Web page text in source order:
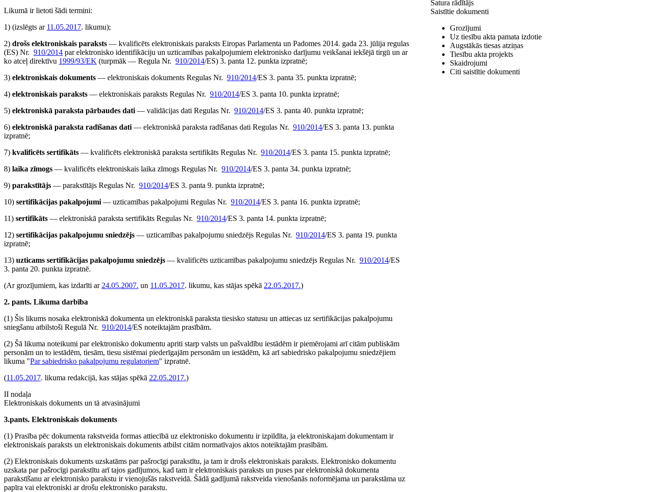
Likumā ir lietoti šādi termini:
1) (izslēgts ar 11.05.2017. likumu);
2) drošs elektroniskais paraksts — kvalificēts elektroniskais paraksts Eiropas Parlamenta un Padomes 2014. gada 23. jūlija regulas
(ES) Nr. 910/2014 par elektronisko identifikāciju un uzticamības pakalpojumiem elektronisko darījumu veikšanai iekšējā tirgū un ar
ko atceļ direktīvu 1999/93/EK (turpmāk — Regula Nr. 910/2014/ES) 3. panta 12. punkta izpratnē;
3) elektroniskais dokuments — elektroniskais dokuments Regulas Nr. 910/2014/ES 3. panta 35. punkta izpratnē;
4) elektroniskais paraksts — elektroniskais paraksts Regulas Nr. 910/2014/ES 3. panta 10. punkta izpratnē;
5) elektroniskā paraksta pārbaudes dati — validācijas dati Regulas Nr. 910/2014/ES 3. panta 40. punkta izpratnē;
6) elektroniskā paraksta radīšanas dati — elektroniskā paraksta radīšanas dati Regulas Nr. 910/2014/ES 3. panta 13. punkta
izpratnē;
7) kvalificēts sertifikāts — kvalificēts elektroniskā paraksta sertifikāts Regulas Nr. 910/2014/ES 3. panta 15. punkta izpratnē;
8) laika zīmogs — kvalificēts elektroniskais laika zīmogs Regulas Nr. 910/2014/ES 3. panta 34. punkta izpratnē;
9) parakstītājs — parakstītājs Regulas Nr. 910/2014/ES 3. panta 9. punkta izpratnē;
10) sertifikācijas pakalpojumi — uzticamības pakalpojumi Regulas Nr. 910/2014/ES 3. panta 16. punkta izpratnē;
11) sertifikāts — elektroniskā paraksta sertifikāts Regulas Nr. 910/2014/ES 3. panta 14. punkta izpratnē;
12) sertifikācijas pakalpojumu sniedzējs — uzticamības pakalpojumu sniedzējs Regulas Nr. 910/2014/ES 3. panta 19. punkta
izpratnē;
13) uzticams sertifikācijas pakalpojumu sniedzējs — kvalificēts uzticamības pakalpojumu sniedzējs Regulas Nr. 910/2014/ES
3. panta 20. punkta izpratnē.
(Ar grozījumiem, kas izdarīti ar 24.05.2007. un 11.05.2017. likumu, kas stājas spēkā 22.05.2017.)
2. pants. Likuma darbība
(1) Šis likums nosaka elektroniskā dokumenta un elektroniskā paraksta tiesisko statusu un attiecas uz sertifikācijas pakalpojumu
sniegšanu atbilstoši Regulā Nr. 910/2014/ES noteiktajām prasībām.
(2) Šā likuma noteikumi par elektronisko dokumentu apriti starp valsts un pašvaldību iestādēm ir piemērojami arī citām publiskām
personām un to iestādēm, tiesām, tiesu sistēmai piederīgajām personām un iestādēm, kā arī sabiedrisko pakalpojumu sniedzējiem
likuma "Par sabiedrisko pakalpojumu regulatoriem" izpratnē.
(11.05.2017. likuma redakcijā, kas stājas spēkā 22.05.2017.)
II nodaļa
Elektroniskais dokuments un tā atvasinājumi
3.pants. Elektroniskais dokuments
(1) Prasība pēc dokumenta rakstveida formas attiecībā uz elektronisko dokumentu ir izpildīta, ja elektroniskajam dokumentam ir
elektroniskais paraksts un elektroniskais dokuments atbilst citām normatīvajos aktos noteiktajām prasībām.
(2) Elektroniskais dokuments uzskatāms par pašrocīgi parakstītu, ja tam ir drošs elektroniskais paraksts. Elektronisko dokumentu
uzskata par pašrocīgi parakstītu arī tajos gadījumos, kad tam ir elektroniskais paraksts un puses par elektroniskā dokumenta
parakstīšanu ar elektronisko parakstu ir vienojušās rakstveidā. Šādā gadījumā rakstveida vienošanās noformējama un parakstāma uz
papīra vai elektroniski ar drošu elektronisko parakstu.
Satura rādītājs
Saistītie dokumenti
Grozījumi
Uz tiesību akta pamata izdotie
Augstākās tiesas atziņas
Tiesību akta projekts
Skaidrojumi
Citi saistītie dokumenti